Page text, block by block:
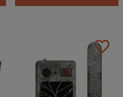
favorite_border